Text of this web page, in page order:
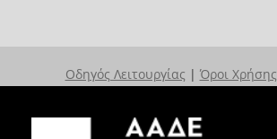
Οδηγός Λειτουργίας | Όροι Χρήσης